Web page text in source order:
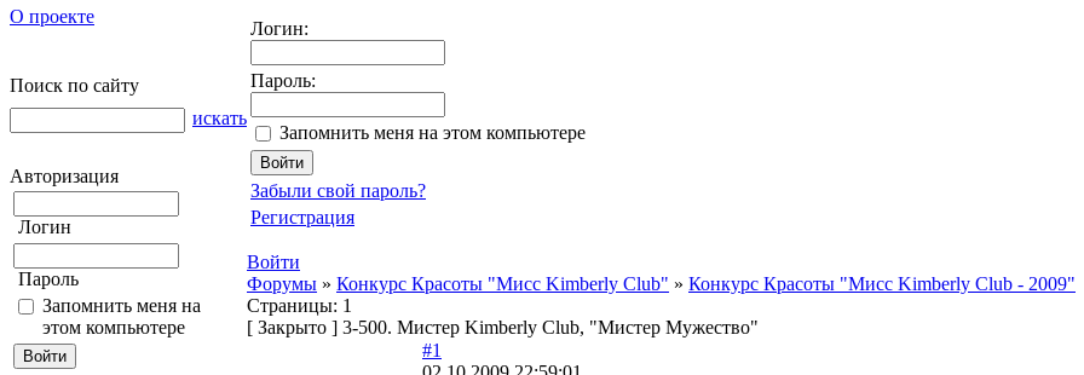
О проекте
Поиск по сайту
искать
Авторизация
Логин
Пароль
Запомнить меня на
этом компьютере
Логин:
Пароль:
Запомнить меня на этом компьютере
Забыли свой пароль?
Регистрация
Войти
Форумы » Конкурс Красоты "Мисс Kimberly Club" » Конкурс Красоты "Мисс Kimberly Club - 2009"
Страницы: 1
[ Закрыто ] 3-500. Мистер Kimberly Club, "Мистер Мужество"
#1